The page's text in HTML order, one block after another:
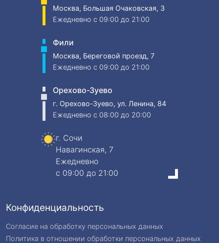
Москва, Большая Очаковская, 3
Ежедневно c 09:00 до 21:00
Фили
Москва, Береговой проезд, 7
Ежедневно c 09:00 до 21:00
Орехово-Зуево
г. Орехово-Зуево, ул. Ленина, 84
Ежедневно c 08:00 до 20:00
г. Сочи
Навагинская, 7
Ежедневно
c 09:00 до 21:00
Конфиденциальность
Согласие на обработку персональных данных
Политика в отношении обработки персональных данных